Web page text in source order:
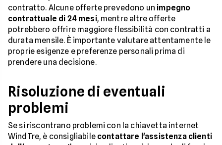
contratto. Alcune offerte prevedono un impegno
contrattuale di 24 mesi, mentre altre offerte
potrebbero offrire maggiore flessibilità con contratti a
durata mensile. È importante valutare attentamente le
proprie esigenze e preferenze personali prima di
prendere una decisione.
Risoluzione di eventuali
problemi
Se si riscontrano problemi con la chiavetta internet
WindTre, è consigliabile contattare l'assistenza clienti